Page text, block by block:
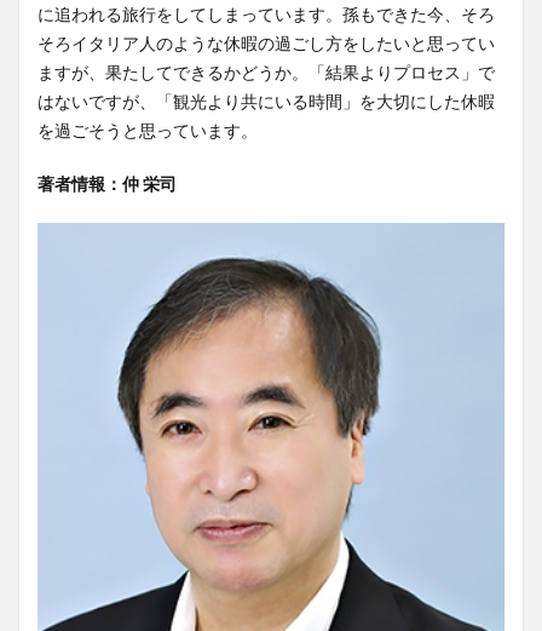
に追われる旅行をしてしまっています。孫もできた今、そろ
そろイタリア人のような休暇の過ごし方をしたいと思ってい
ますが、果たしてできるかどうか。「結果よりプロセス」で
はないですが、「観光より共にいる時間」を大切にした休暇
を過ごそうと思っています。
著者情報：仲 栄司